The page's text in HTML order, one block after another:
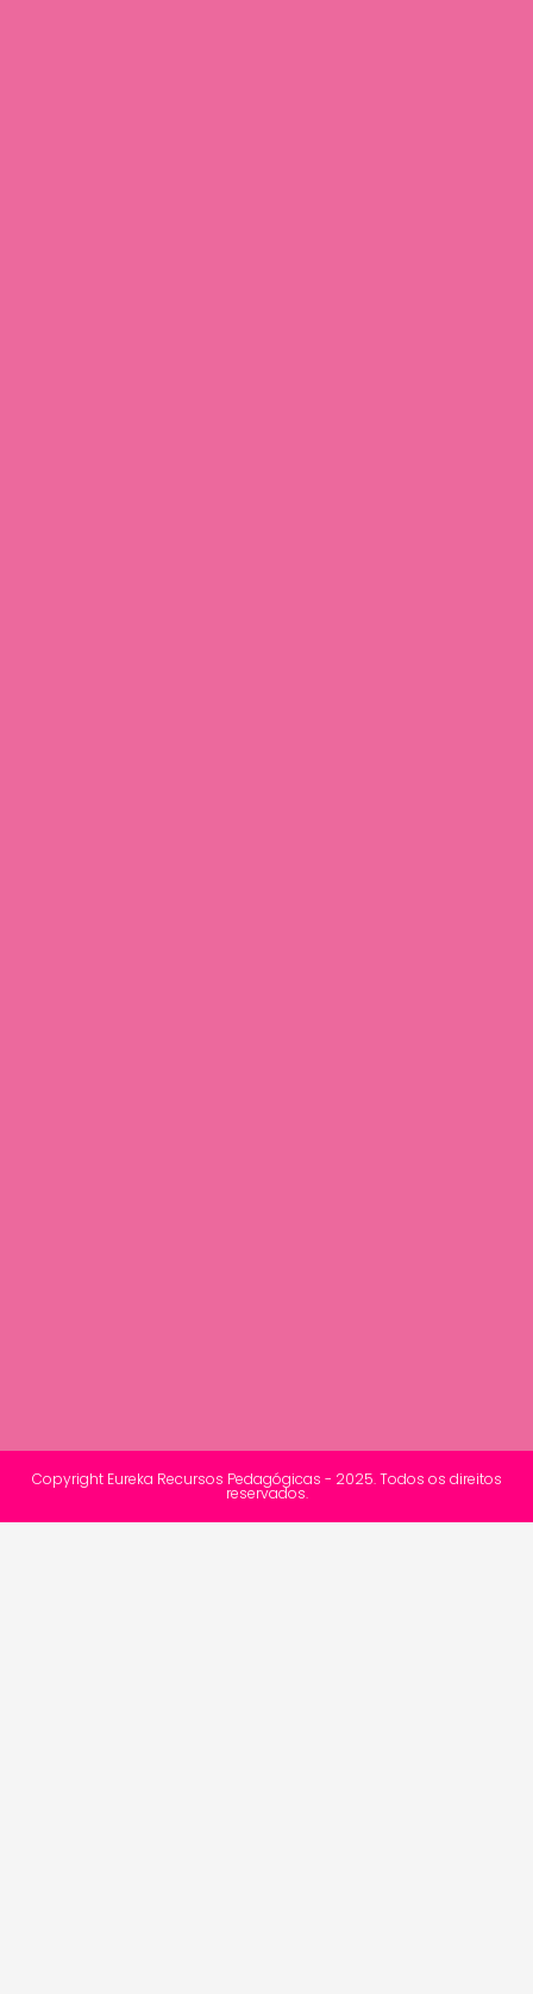
Copyright Eureka Recursos Pedagógicas - 2025. Todos os direitos
reservados.